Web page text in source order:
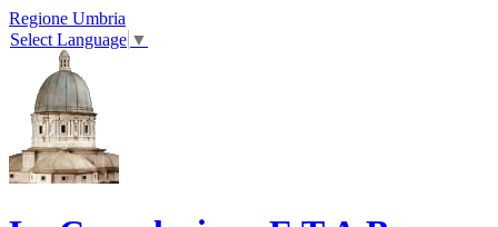
Regione Umbria
Select Language ▼